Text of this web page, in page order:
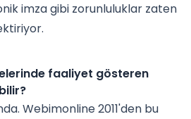
imza gibi zorunluluklar zaten
faaliyet gösteren
Webimonline 2011'den bu